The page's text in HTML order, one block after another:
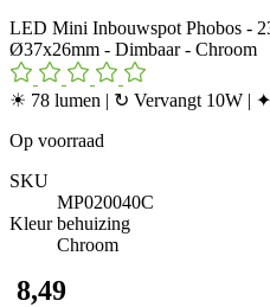
LED Mini Inbouwspot Phobos -
Ø37x26mm - Dimbaar - Chroom
☀ 78 lumen | ↻ Vervangt 10W |
Op voorraad
SKU
MP020040C
Kleur behuizing
Chroom
​ 8,49